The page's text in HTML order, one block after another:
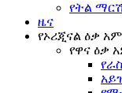
የትል
ዜና
የኦሪጂናል ዕቃ
የዋና ዕቃ